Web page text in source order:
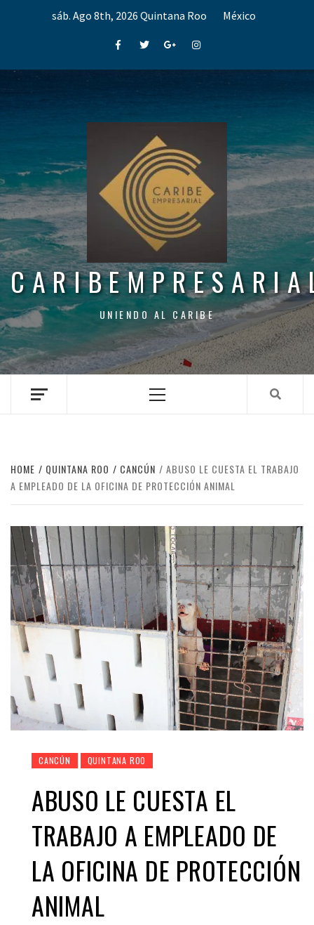
sáb. Ago 8th, 2026 Quintana Roo México
FacebookTwitterGoogle+Instagram
UNIENDO AL CARIBE
Menu
HOME QUINTANA ROO CANCÚN
ABUSO LE CUESTA EL TRABAJO
A EMPLEADO DE LA OFICINA DE PROTECCIÓN ANIMAL
CANCÚN QUINTANA ROO
ABUSO LE CUESTA EL
TRABAJO A EMPLEADO DE
LA OFICINA DE PROTECCIÓN
ANIMAL